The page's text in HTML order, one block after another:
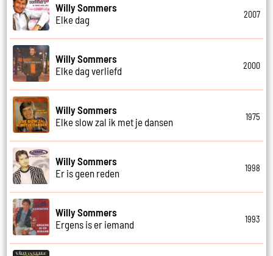
Willy Sommers
Elke dag
2007
Willy Sommers
Elke dag verliefd
2000
Willy Sommers
Elke slow zal ik met je dansen
1975
Willy Sommers
Er is geen reden
1998
Willy Sommers
Ergens is er iemand
1993